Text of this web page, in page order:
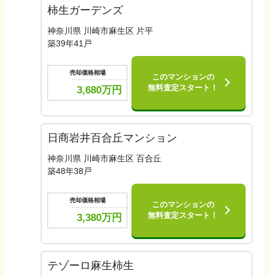
柿生ガーデンズ
神奈川県 川崎市麻生区 片平
築39年41 戸
売却価格相場
3,680万円
このマンションの
無料査定スタート！
日商岩井百合丘マンション
神奈川県 川崎市麻生区 百合丘
築48年38 戸
売却価格相場
3,380万円
このマンションの
無料査定スタート！
テゾーロ麻生柿生